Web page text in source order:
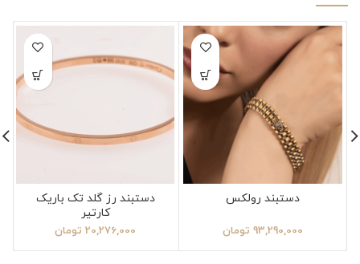
دستبند رولکس
93,290,000 تومان
دستبند رز گلد تک باریک
کارتیر
20,276,000 تومان